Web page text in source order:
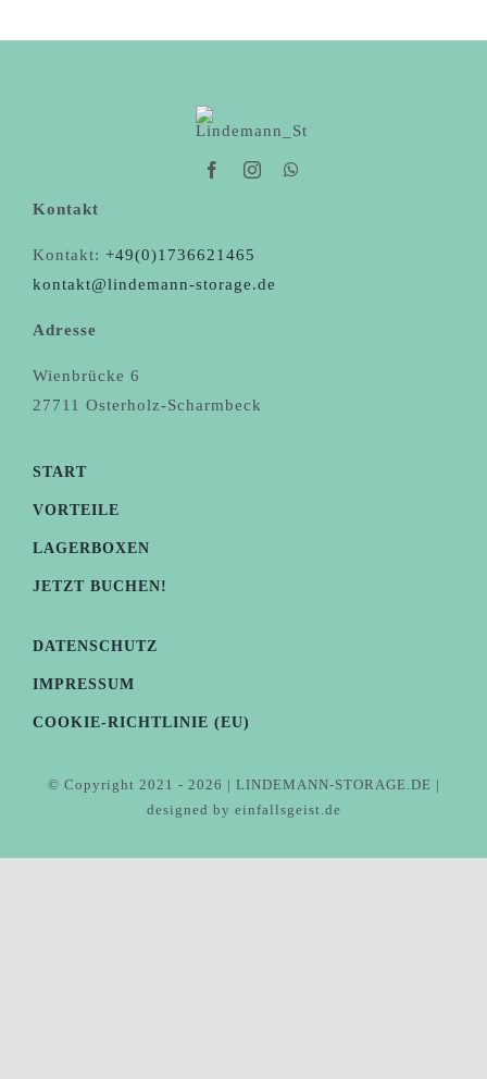
Kontakt
Kontakt: +49(0)1736621465
kontakt@lindemann-storage.de
Adresse
Wienbrücke 6
27711 Osterholz-Scharmbeck
START
VORTEILE
LAGERBOXEN
JETZT BUCHEN!
DATENSCHUTZ
IMPRESSUM
COOKIE-RICHTLINIE (EU)
© Copyright 2021 - 2026 | LINDEMANN-STORAGE.DE |
designed by einfallsgeist.de